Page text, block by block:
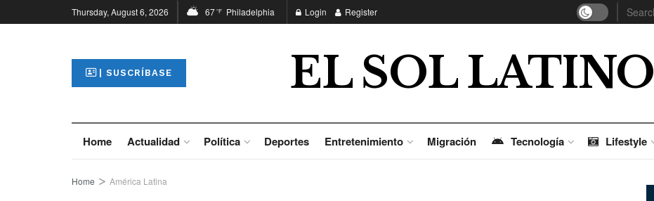
Thursday, August 6, 2026 67°F Philadelphia Login Register
| SUSCRÍBASE EL SOL LATINO
Home Actualidad Política Deportes Entretenimiento Migración Tecnología Lifestyle
Home América Latina